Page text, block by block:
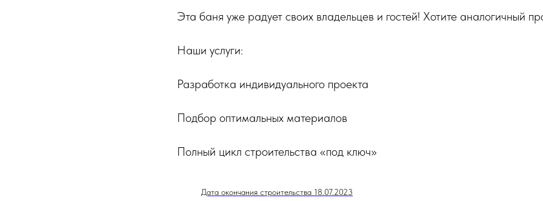
Эта баня уже радует своих владельцев и гостей! Хотите аналогичный
Наши услуги:
Разработка индивидуального проекта
Подбор оптимальных материалов
Полный цикл строительства «под ключ»
Дата окончания строительства 18.07.2023